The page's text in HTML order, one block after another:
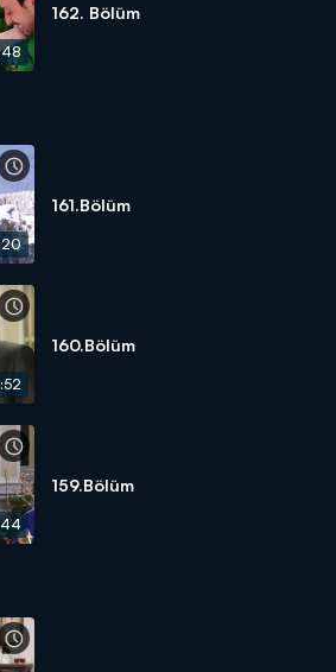
162. Bölüm
161.Bölüm
160.Bölüm
159.Bölüm